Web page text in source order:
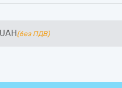
UAH (без ПДВ)